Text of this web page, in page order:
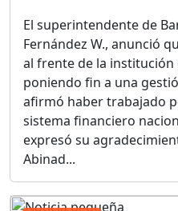
El superintendente de
Fernández W., anunció
al frente de la
poniendo fin a una
afirmó haber trabajado
sistema financiero
expresó su
Abinad...